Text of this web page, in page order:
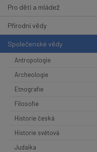
Pro děti a mládež
Přírodní vědy
Společenské vědy
Antropologie
Archeologie
Etnografie
Filosofie
Historie česká
Historie světová
Judaika